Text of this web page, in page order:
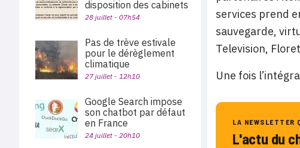
services prend
sauvegarde,
Television,
Une fois
LA NEWSLETTER
L'actu du
disposition des cabinets
28 juillet - 07h54
Pas de trève estivale
pour le dérèglement
climatique
27 juillet - 12h10
Google Search impose
son chatbot par défaut
en France
24 juillet - 20h10